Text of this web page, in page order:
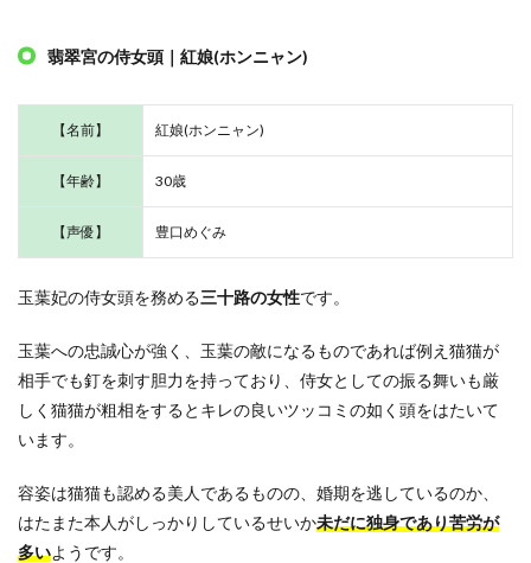
翡翠宮の侍女頭｜紅娘(ホンニャン)
【名前】 紅娘(ホンニャン)
【年齢】 30歳
【声優】 豊口めぐみ
玉葉妃の侍女頭を務める三十路の女性です。
玉葉への忠誠心が強く、玉葉の敵になるものであれば例え猫猫が
相手でも釘を刺す胆力を持っており、侍女としての振る舞いも厳
しく猫猫が粗相をするとキレの良いツッコミの如く頭をはたいて
います。
容姿は猫猫も認める美人であるものの、婚期を逃しているのか、
はたまた本人がしっかりしているせいか未だに独身であり苦労が
多いようです。